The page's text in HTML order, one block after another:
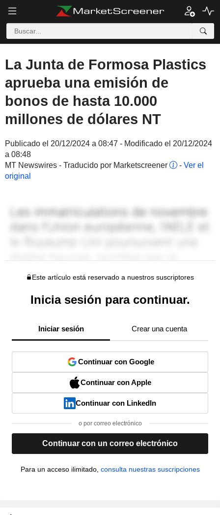
La Junta de Formosa Plastics
aprueba una emisión de
bonos de hasta 10.000
millones de dólares NT
Publicado el 20/12/2024 a 08:47 - Modificado el 20/12/2024
a 08:48
MT Newswires - Traducido por Marketscreener
- Ver el
original
Este artículo está reservado a nuestros suscriptores
Inicia sesión para continuar.
Iniciar sesión Crear una cuenta
Continuar con Google
Continuar con Apple
Continuar con LinkedIn
o por correo electrónico
Continuar con un correo electrónico
Para un acceso ilimitado, consulta nuestras suscripciones